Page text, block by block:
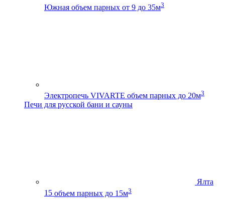
Южная объем парных от 9 до 35м3
Электропечь VIVARTE объем парных до 20м3
Печи для русской бани и сауны
Ялта
15 объем парных до 15м3